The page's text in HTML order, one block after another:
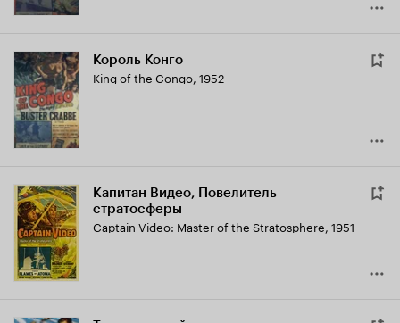
Король Конго
King of the Congo, 1952
Капитан Видео, Повелитель
стратосферы
Captain Video: Master of the Stratosphere, 1951